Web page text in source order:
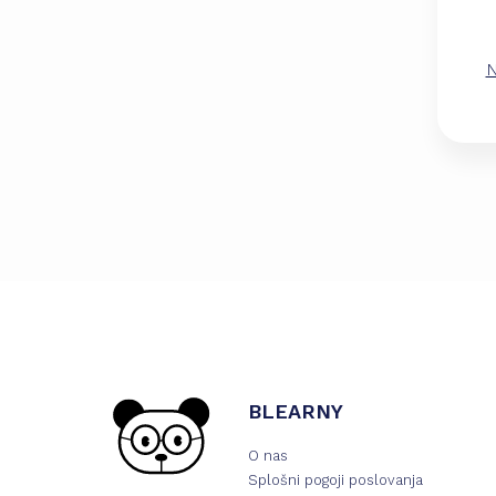
BLEARNY
O nas
Splošni pogoji poslovanja